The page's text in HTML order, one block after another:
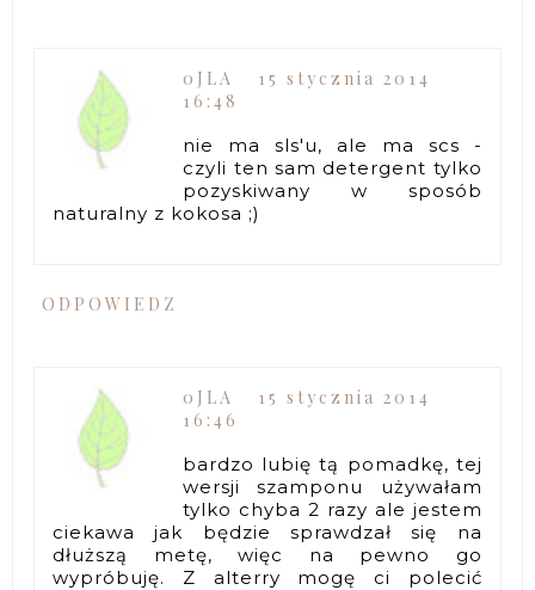
0JLA
15 stycznia 2014
16:48
nie ma sls'u, ale ma scs -
czyli ten sam detergent tylko
pozyskiwany w sposób
naturalny z kokosa ;)
ODPOWIEDZ
0JLA
15 stycznia 2014
16:46
bardzo lubię tą pomadkę, tej
wersji szamponu używałam
tylko chyba 2 razy ale jestem
ciekawa jak będzie sprawdzał się na
dłuższą metę, więc na pewno go
wypróbuję. Z alterry mogę ci polecić